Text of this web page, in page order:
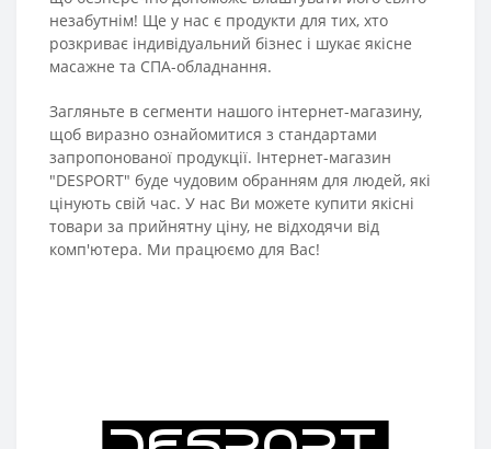
незабутнім! Ще у нас є продукти для тих, хто
розкриває індивідуальний бізнес і шукає якісне
масажне та СПА-обладнання.
Загляньте в сегменти нашого інтернет-магазину,
щоб виразно ознайомитися з стандартами
запропонованої продукції. Інтернет-магазин
"DESPORT" буде чудовим обранням для людей, які
цінують свій час. У нас Ви можете купити якісні
товари за прийнятну ціну, не відходячи від
комп'ютера. Ми працюємо для Вас!